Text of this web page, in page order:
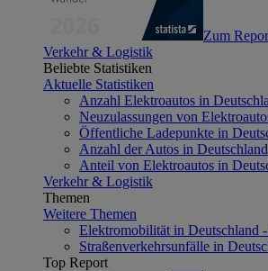
Zum
Verkehr & Logistik
Beliebte Statistiken
Aktuelle Statistiken
Anzahl Elektroautos in
Neuzulassungen von
Öffentliche Ladepunkte in
Anzahl der Autos in
Anteil von Elektroautos in
Verkehr & Logistik
Themen
Weitere Themen
Elektromobilität in Deutschland
Straßenverkehrsunfälle in
Top Report